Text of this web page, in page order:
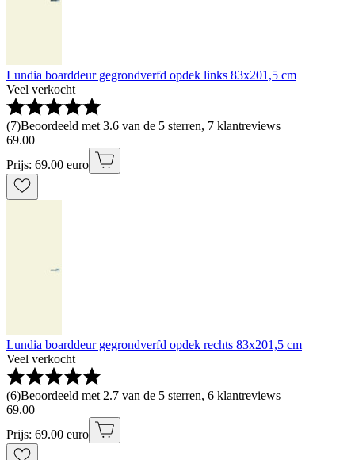
Lundia boarddeur gegrondverfd opdek links 83x201,5 cm
Veel verkocht
(7)Beoordeeld met 3.6 van de 5 sterren, 7 klantreviews
69.00
Prijs: 69.00 euro
Lundia boarddeur gegrondverfd opdek rechts 83x201,5 cm
Veel verkocht
(6)Beoordeeld met 2.7 van de 5 sterren, 6 klantreviews
69.00
Prijs: 69.00 euro